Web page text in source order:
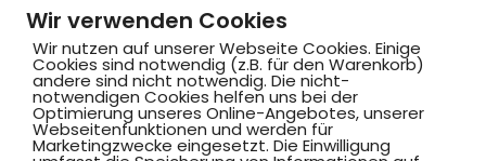
Wir verwenden Cookies
Wir nutzen auf unserer Webseite Cookies. Einige
Cookies sind notwendig (z.B. für den Warenkorb)
andere sind nicht notwendig. Die nicht-
notwendigen Cookies helfen uns bei der
Optimierung unseres Online-Angebotes, unserer
Webseitenfunktionen und werden für
Marketingzwecke eingesetzt. Die Einwilligung